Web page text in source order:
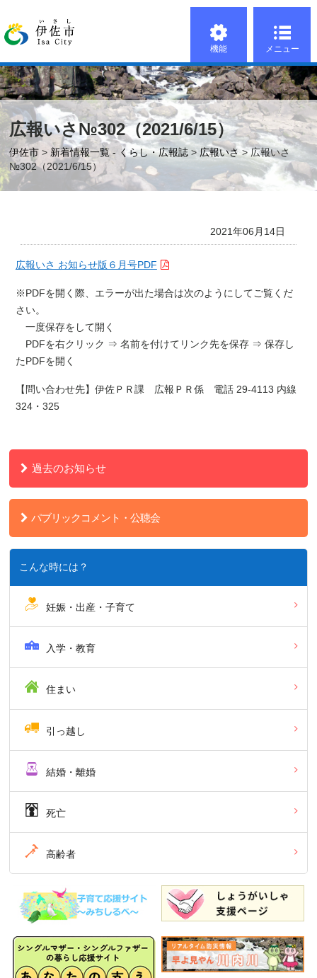
機能 メニュー
広報いさ№302（2021/6/15）
伊佐市 > 新着情報一覧 - くらし・広報誌 > 広報いさ> 広報いさ
№302（2021/6/15）
2021年06月14日
広報いさ お知らせ版６月号PDF
※PDFを開く際、エラーが出た場合は次のようにしてご覧くだ
さい。
一度保存をして開く
PDFを右クリック ⇒ 名前を付けてリンク先を保存 ⇒ 保存し
たPDFを開く
【問い合わせ先】伊佐ＰＲ課 広報ＰＲ係 電話 29-4113 内線
324・325
過去のお知らせ
パブリックコメント・公聴会
こんな時には？
妊娠・出産・子育て
入学・教育
住まい
引っ越し
結婚・離婚
死亡
高齢者